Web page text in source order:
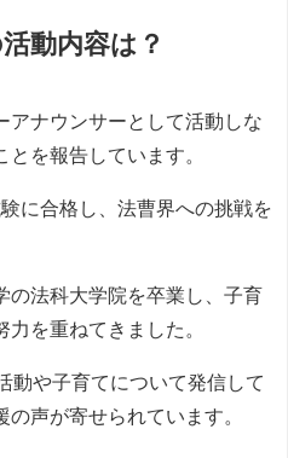
動内容は？
アナウンサーとして活動しな
を報告しています。
に合格し、法曹界への挑戦を
の法科大学院を卒業し、子育
を重ねてきました。
動や子育てについて発信して
声が寄せられています。